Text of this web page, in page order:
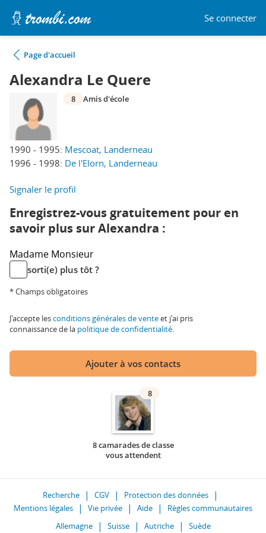
Se connecter
Page d'accueil
Alexandra Le Quere
1990 - 1995: Mescoat, Landerneau
1996 - 1998: De l'Elorn, Landerneau
8 Amis d'école
Signaler le profil
Enregistrez-vous gratuitement pour en
savoir plus sur Alexandra :
Madame Monsieur
sorti(e) plus tôt ?
* Champs obligatoires
J'accepte lesconditions générales de venteet j'ai pris
connaissance de la politique de confidentialité.
Ajouter à vos contacts
8
8 camarades de classe
vous attendent
Recherche CGV
Protection des données
Mentions légales
Vie privée Aide
Règles communautaires
Allemagne
Suisse Autriche Suède